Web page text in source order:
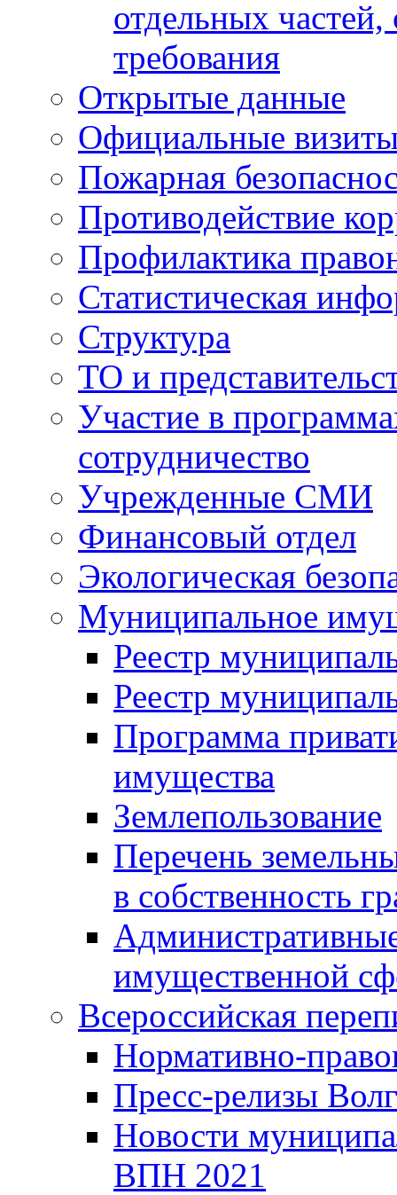
отдельных
требования
Открытые данные
Официальные
Пожарная
Противодействие
Профилактика
Статистическая
Структура
ТО и
Участие в
сотрудничество
Учрежденные СМИ
Финансовый отдел
Экологическая
Муниципальное
Реестр
Реестр
Программа
имущества
Землепользование
Перечень
в собственность
имущественной
Всероссийская
Нормативно-
Пресс-релизы
Новости
ВПН 2021